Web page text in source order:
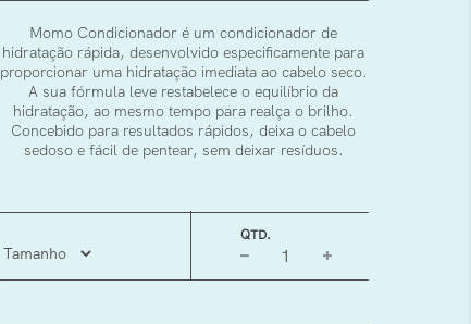
Momo Condicionador é um condicionador de
hidratação rápida, desenvolvido especificamente para
proporcionar uma hidratação imediata ao cabelo seco.
A sua fórmula leve restabelece o equilíbrio da
hidratação, ao mesmo tempo para realça o brilho.
Concebido para resultados rápidos, deixa o cabelo
sedoso e fácil de pentear, sem deixar resíduos.
QTD.